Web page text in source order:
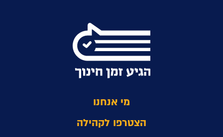
מי אנחנו
הצטרפו לקהילה